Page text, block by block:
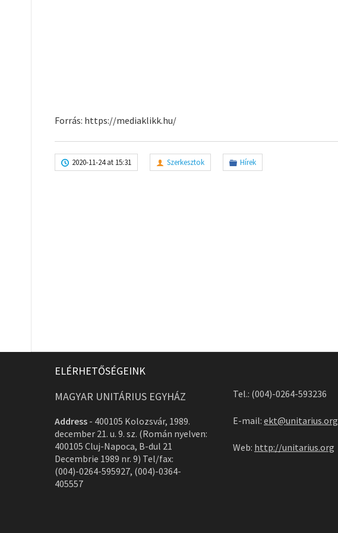
Forrás: https://mediaklikk.hu/
2020-11-24 at 15:31 Szerkesztok Hírek
ELÉRHETŐSÉGEINK
MAGYAR UNITÁRIUS EGYHÁZ
Address - 400105 Kolozsvár, 1989.
december 21. u. 9. sz. (Román nyelven:
400105 Cluj-Napoca, B-dul 21
Decembrie 1989 nr. 9) Tel/fax:
(004)-0264-595927, (004)-0364-
405557
Tel.: (004)-0264-593236
E-mail: ekt@unitarius.org
Web: http://unitarius.org